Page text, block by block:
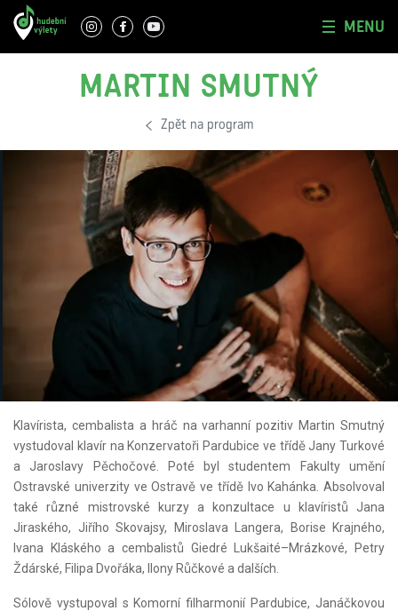
MENU
MARTIN SMUTNÝ
Zpět na program
Klavírista, cembalista a hráč na varhanní pozitiv Martin Smutný
vystudoval klavír na Konzervatoři Pardubice ve třídě Jany Turkové
a Jaroslavy Pěchočové. Poté byl studentem Fakulty umění
Ostravské univerzity ve Ostravě ve třídě Ivo Kahánka. Absolvoval
také různé mistrovské kurzy a konzultace u klavíristů Jana
Jiraského, Jiřího Skovajsy, Miroslava Langera, Borise Krajného,
Ivana Kláského a cembalistů Giedré Lukšaité–Mrázkové, Petry
Ždárské, Filipa Dvořáka, Ilony Růčkové a dalších.
Sólově vystupoval s Komorní filharmonií Pardubice, Janáčkovou